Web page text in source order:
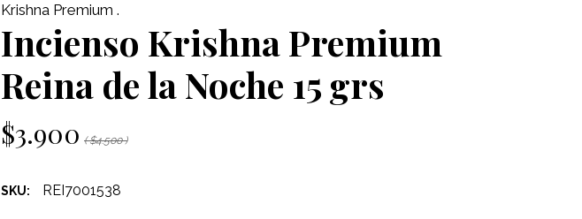
Krishna Premium .
Incienso Krishna Premium
Reina de la Noche 15 grs
$3.900 ( $4.500 )
SKU: REI7001538